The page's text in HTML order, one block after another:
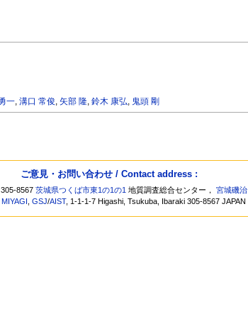
一,溝口 常俊,矢部 隆,鈴木 康弘, 鬼頭 剛
ご意見・お問い合わせ / Contact address :
8567茨城県つくば市東1の1の1 地質調査総合センター，宮城磯治
,GSJ/AIST, 1-1-1-7 Higashi, Tsukuba, Ibaraki 305-8567 JAPAN